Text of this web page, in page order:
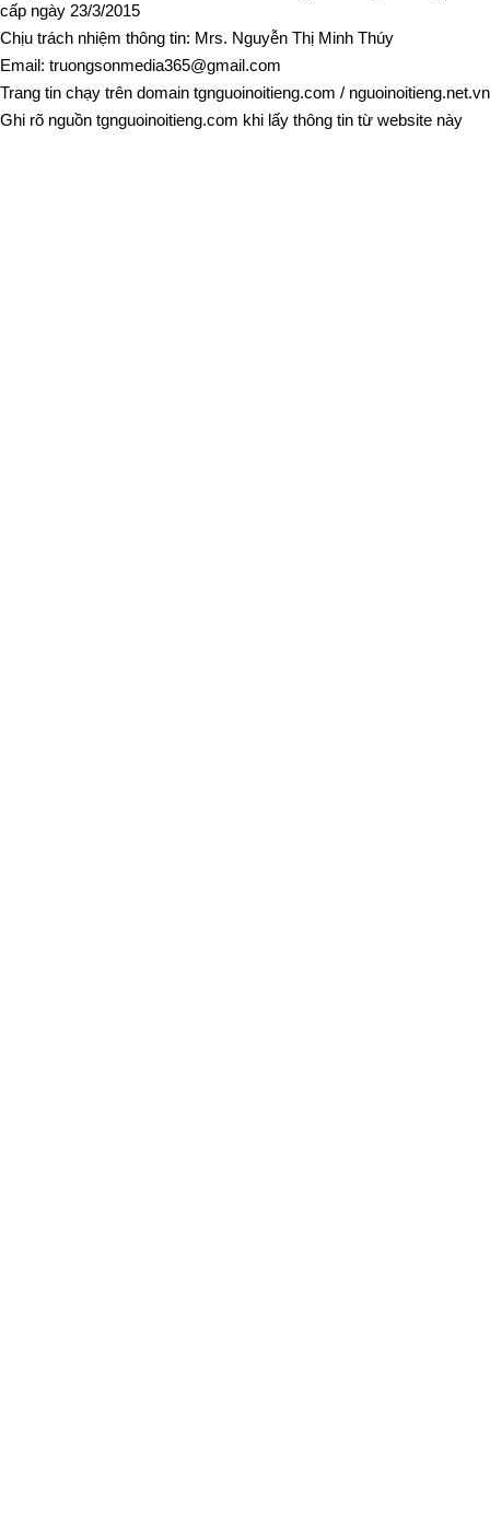
cấp ngày 23/3/2015
Chịu trách nhiệm thông tin: Mrs. Nguyễn Thị Minh Thúy
Email: truongsonmedia365@gmail.com
Trang tin chạy trên domain tgnguoinoitieng.com / nguoinoitieng.net.vn
Ghi rõ nguồn tgnguoinoitieng.com khi lấy thông tin từ website này